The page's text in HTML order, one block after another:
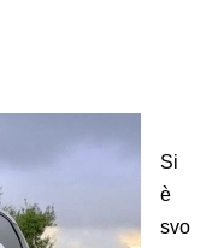
Si
è
svo